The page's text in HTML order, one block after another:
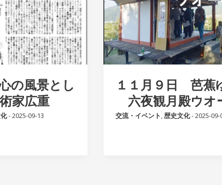
の風景とし
家広重
-2025-09-13
１１月９日 芭蕉
六夜観月殿ウオ
交流・イベント,歴史文化-2025-09-